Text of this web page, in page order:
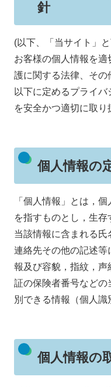
針
(以下、「当サイト」
お客様の個人情報を
護に関する法律、その
以下に定めるプライ
を安全かつ適切に取り
個人情報の
「個人情報」とは，
を指すものとし，生存
当該情報に含まれる氏
連絡先その他の記述
報及び容貌，指紋，声
証の保険者番号など
別できる情報（個人識
個人情報の